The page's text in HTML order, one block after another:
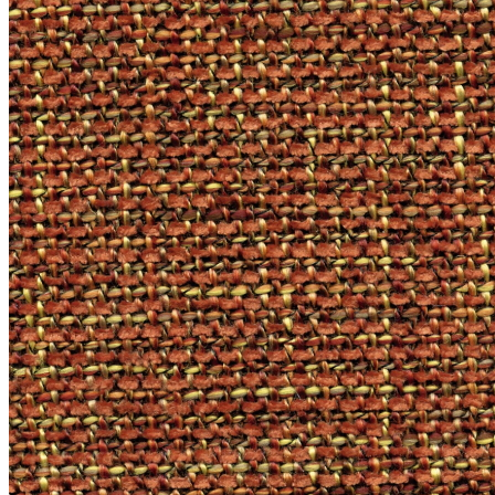
Литл Грин (Little Greene) +
Палитра цветов Little Greene Colour Scales
Серые цвета Little Greene Grey
Розовые цвета Little Greene Pink
Зеленые цвета Little Greene
Синие цвета Little Greene Blue
Фасадные краски
Краска Свис Лэйк (Swiss Lake)
Грунтовка
+
ФРЕСКИ +
ЛЕПНИНА
Ultrawood +
Архитектурный декор
Структура
Декор Дизайн (Decor Dizayn)
Европласт +
Интерьер
Колонны
Линии
Молдинг гибкий
Пилястры